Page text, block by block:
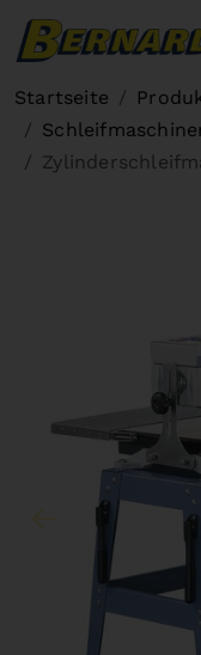
Startseite